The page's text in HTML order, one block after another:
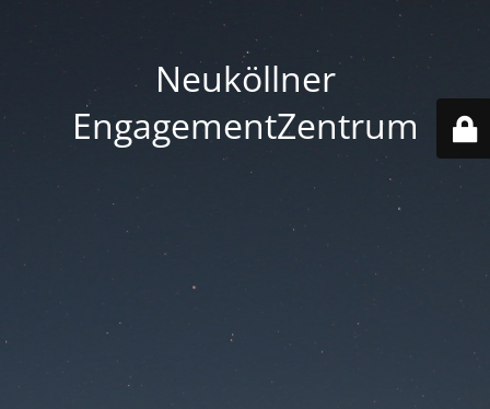
Neuköllner
EngagementZentrum